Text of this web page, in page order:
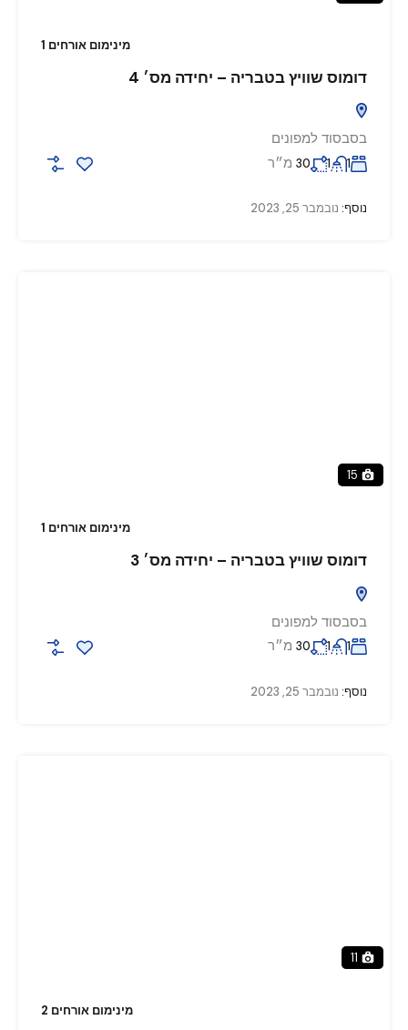
מינימום אורחים 1
דומוס שוויץ בטבריה – יחידה מס׳ 4
בסבסוד למפונים
1
1
30 מ״ר
נוסף: נובמבר 25, 2023
15
מינימום אורחים 1
דומוס שוויץ בטבריה – יחידה מס׳ 3
בסבסוד למפונים
1
1
30 מ״ר
נוסף: נובמבר 25, 2023
11
מינימום אורחים 2